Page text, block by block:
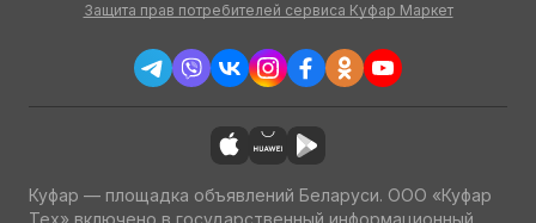
Защита прав потребителей сервиса Куфар Маркет
Куфар — площадка объявлений Беларуси. ООО «Куфар
Тех» включено в государственный информационный